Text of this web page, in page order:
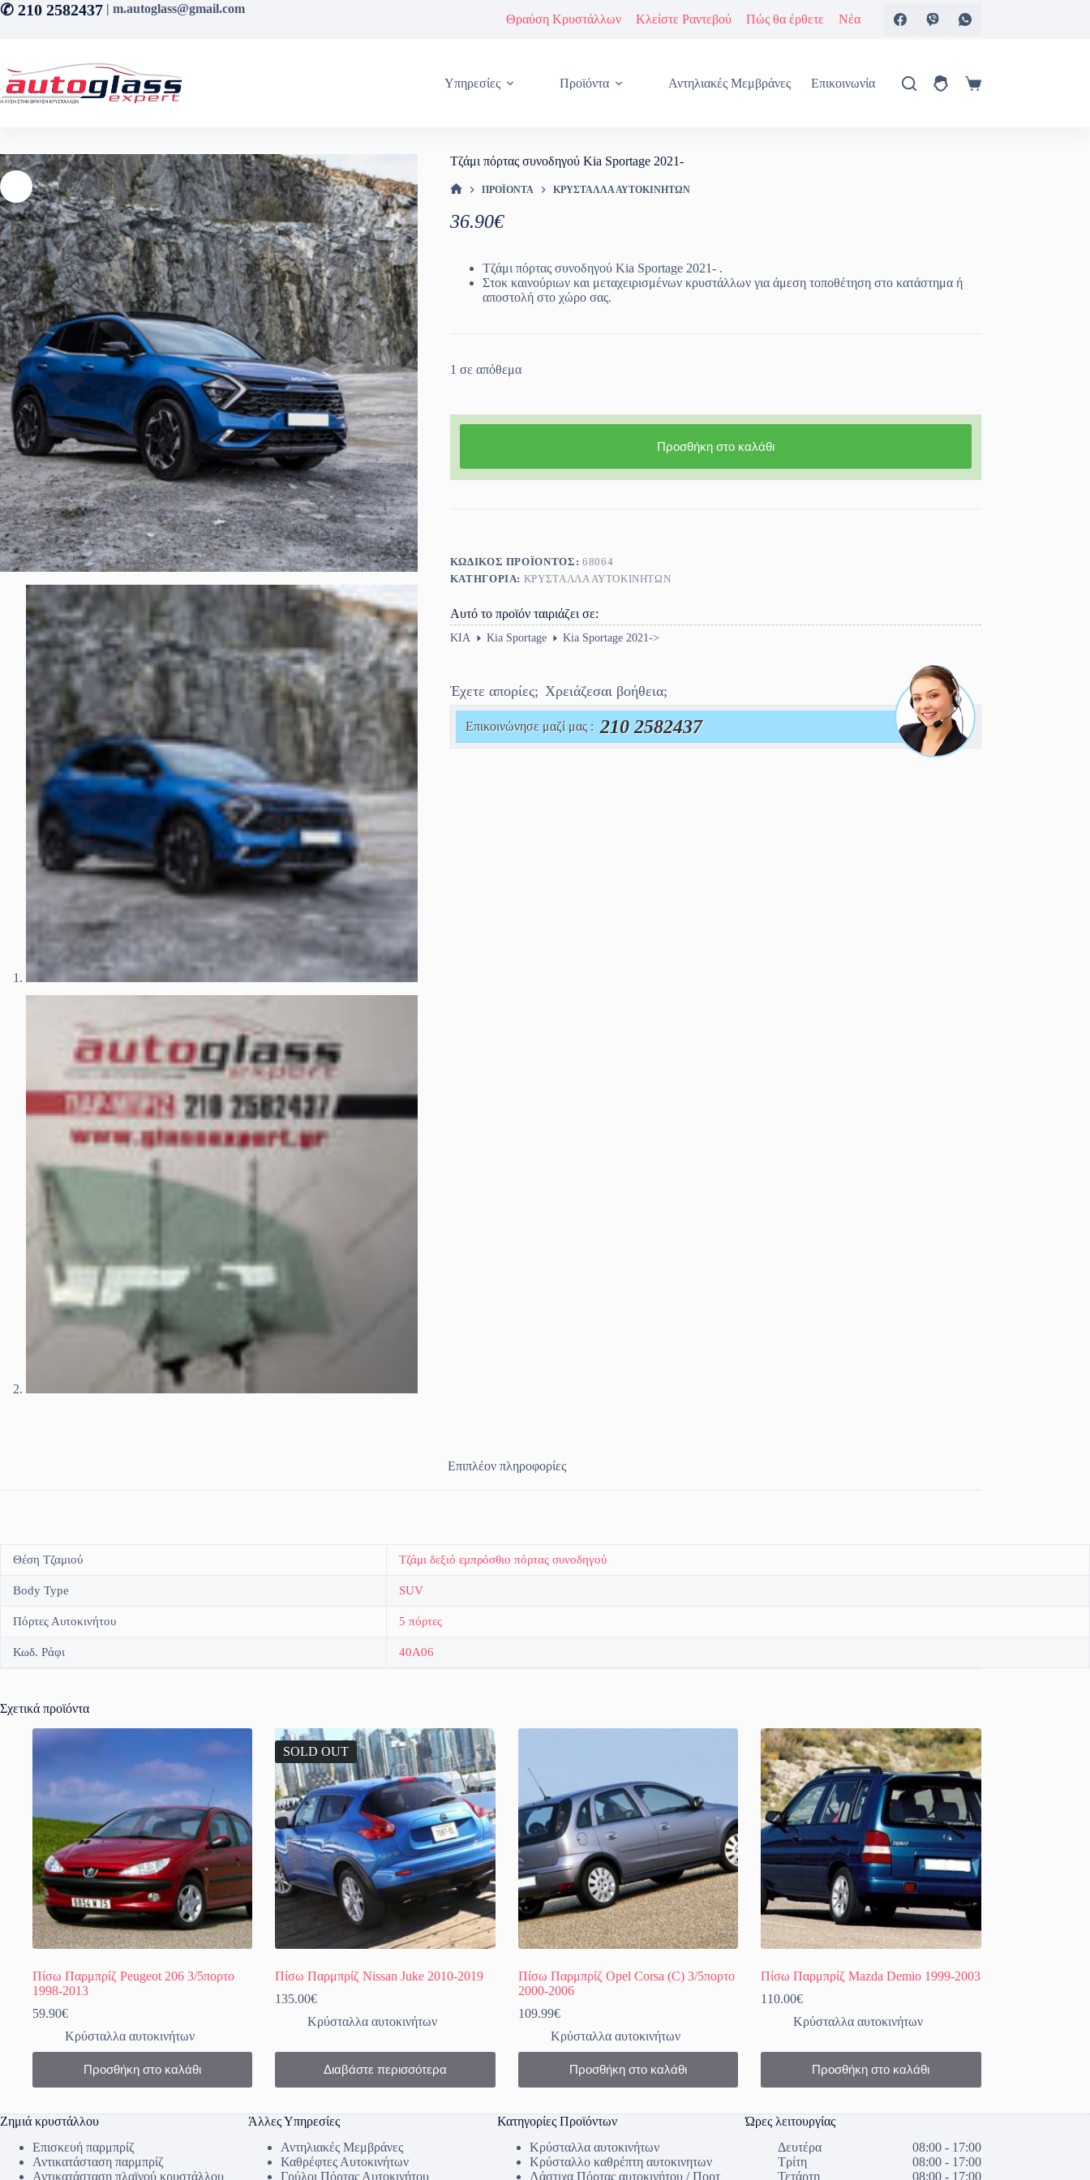
Μετάβαση
στο
✆ 210 2582437 | m.autoglass@gmail.com
Θραύση Κρυστάλλων Κλείστε Ραντεβού Πώς θα έρθετε Νέα
Υπηρεσίες Προϊόντα Αντηλιακές Μεμβράνες Επικοινωνία
Καλάθι
Τζάμι πόρτας συνοδηγού Kia Sportage 2021-
ΠΡΟΪΌΝΤΑ ΚΡΎΣΤΑΛΛΑ ΑΥΤΟΚΙΝΉΤΩΝ
36.90€
Τζάμι πόρτας συνοδηγού Kia Sportage 2021- .
Στοκ καινούριων και μεταχειρισμένων κρυστάλλων για άμεση τοποθέτηση στο κατάστημα ή
αποστολή στο χώρο σας.
1 σε απόθεμα
Προσθήκη στο καλάθι
ΚΩΔΙΚΌΣ ΠΡΟΪΌΝΤΟΣ: 68064
ΚΑΤΗΓΟΡΊΑ: ΚΡΎΣΤΑΛΛΑ ΑΥΤΟΚΙΝΉΤΩΝ
Αυτό το προϊόν ταιριάζει σε:
KIA Kia Sportage Kia Sportage 2021->
Έχετε απορίες; Χρειάζεσαι βοήθεια;
Επικοινώνησε μαζί μας : 210 2582437
Επιπλέον πληροφορίες
Θέση Τζαμιού Τζάμι δεξιό εμπρόσθιο πόρτας συνοδηγού
Body Type SUV
Πόρτες Αυτοκινήτου 5 πόρτες
Κωδ. Ράφι 40A06
Σχετικά προϊόντα
Πίσω Παρμπρίζ Peugeot 206 3/5πορτο
1998-2013
59.90€
Κρύσταλλα αυτοκινήτων
Προσθήκη στο καλάθι
SOLD OUT
Πίσω Παρμπρίζ Nissan Juke 2010-2019
135.00€
Κρύσταλλα αυτοκινήτων
Διαβάστε περισσότερα
Πίσω Παρμπρίζ Opel Corsa (C) 3/5πορτο
2000-2006
109.99€
Κρύσταλλα αυτοκινήτων
Προσθήκη στο καλάθι
Πίσω Παρμπρίζ Mazda Demio 1999-2003
110.00€
Κρύσταλλα αυτοκινήτων
Προσθήκη στο καλάθι
Ζημιά κρυστάλλου
Επισκευή παρμπρίζ
Αντικατάσταση παρμπρίζ
Αντικατάσταση πλαϊνού κρυστάλλου
Άλλες Υπηρεσίες
Αντηλιακές Μεμβράνες
Καθρέφτες Αυτοκινήτων
Γρύλοι Πόρτας Αυτοκινήτου
Κατηγορίες Προϊόντων
Κρύσταλλα αυτοκινήτων
Κρύσταλλο καθρέπτη αυτοκινητων
Λάστιχα Πόρτας αυτοκινήτου / Πορτ
Ώρες λειτουργίας
Δευτέρα
08:00 - 17:00
Τρίτη
08:00 - 17:00
Τετάρτη
08:00 - 17:00